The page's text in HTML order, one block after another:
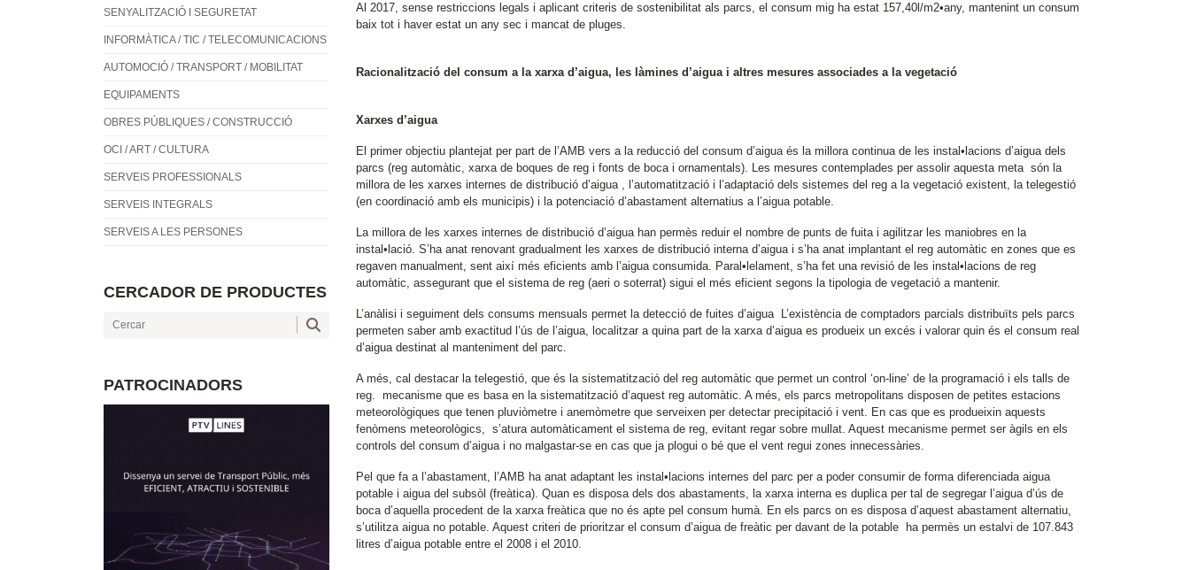
SENYALITZACIÓ I SEGURETAT
INFORMÀTICA / TIC / TELECOMUNICACIONS
AUTOMOCIÓ / TRANSPORT / MOBILITAT
EQUIPAMENTS
OBRES PÚBLIQUES / CONSTRUCCIÓ
OCI / ART / CULTURA
SERVEIS PROFESSIONALS
SERVEIS INTEGRALS
SERVEIS A LES PERSONES
CERCADOR DE PRODUCTES
PATROCINADORS
Al 2017, sense restriccions legals i aplicant criteris de sostenibilitat als parcs, el consum mig ha estat 157,40l/m2•any, mantenint un consum
baix tot i haver estat un any sec i mancat de pluges.
Racionalització del consum a la xarxa d’aigua, les làmines d’aigua i altres mesures associades a la vegetació
Xarxes d’aigua
El primer objectiu plantejat per part de l’AMB vers a la reducció del consum d’aigua és la millora continua de les instal•lacions d’aigua dels
parcs (reg automàtic, xarxa de boques de reg i fonts de boca i ornamentals). Les mesures contemplades per assolir aquesta meta són la
millora de les xarxes internes de distribució d’aigua , l’automatització i l’adaptació dels sistemes del reg a la vegetació existent, la telegestió
(en coordinació amb els municipis) i la potenciació d’abastament alternatius a l’aigua potable.
La millora de les xarxes internes de distribució d’aigua han permès reduir el nombre de punts de fuita i agilitzar les maniobres en la
instal•lació. S’ha anat renovant gradualment les xarxes de distribució interna d’aigua i s’ha anat implantant el reg automàtic en zones que es
regaven manualment, sent així més eficients amb l’aigua consumida. Paral•lelament, s’ha fet una revisió de les instal•lacions de reg
automàtic, assegurant que el sistema de reg (aeri o soterrat) sigui el més eficient segons la tipologia de vegetació a mantenir.
L’anàlisi i seguiment dels consums mensuals permet la detecció de fuites d’aigua L’existència de comptadors parcials distribuïts pels parcs
permeten saber amb exactitud l’ús de l’aigua, localitzar a quina part de la xarxa d’aigua es produeix un excés i valorar quin és el consum real
d’aigua destinat al manteniment del parc.
A més, cal destacar la telegestió, que és la sistematització del reg automàtic que permet un control ‘on-line’ de la programació i els talls de
reg. mecanisme que es basa en la sistematització d’aquest reg automàtic. A més, els parcs metropolitans disposen de petites estacions
meteorològiques que tenen pluviòmetre i anemòmetre que serveixen per detectar precipitació i vent. En cas que es produeixin aquests
fenòmens meteorològics, s’atura automàticament el sistema de reg, evitant regar sobre mullat. Aquest mecanisme permet ser àgils en els
controls del consum d’aigua i no malgastar-se en cas que ja plogui o bé que el vent regui zones innecessàries.
Pel que fa a l’abastament, l’AMB ha anat adaptant les instal•lacions internes del parc per a poder consumir de forma diferenciada aigua
potable i aigua del subsòl (freàtica). Quan es disposa dels dos abastaments, la xarxa interna es duplica per tal de segregar l’aigua d’ús de
boca d’aquella procedent de la xarxa freàtica que no és apte pel consum humà. En els parcs on es disposa d’aquest abastament alternatiu,
s’utilitza aigua no potable. Aquest criteri de prioritzar el consum d’aigua de freàtic per davant de la potable ha permès un estalvi de 107.843
litres d’aigua potable entre el 2008 i el 2010.